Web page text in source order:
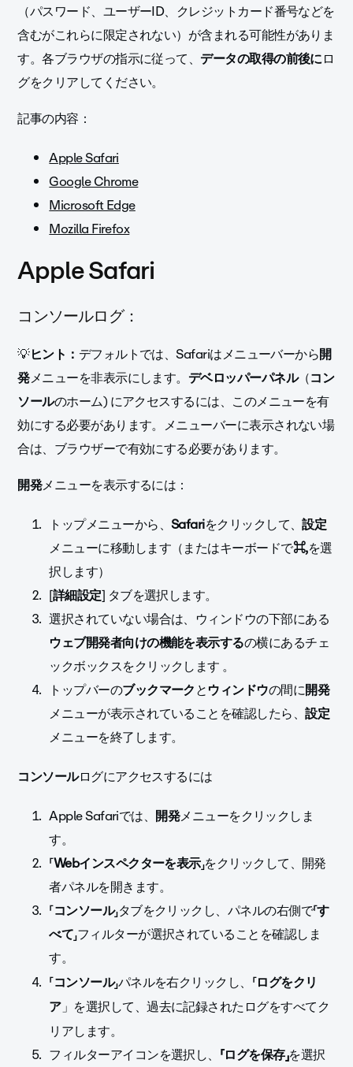
（パスワード、ユーザーID、クレジットカード番号などを
含むがこれらに限定されない）が含まれる可能性がありま
す。各ブラウザの指示に従って、 データの取得の前後にロ
グをクリアしてください。
記事の内容：
Apple Safari
Google Chrome
Microsoft Edge
Mozilla Firefox
Apple Safari
コンソールログ：
💡ヒント： デフォルトでは、Safariはメニューバーから開
発メニューを非表示にします。 デベロッパーパネル（コン
ソールのホーム) にアクセスするには、このメニューを有
効にする必要があります。メニューバーに表示されない場
合は、ブラウザーで有効にする必要があります。
開発メニューを表示するには：
トップメニューから、 Safariをクリックして、設定
メニューに移動します（またはキーボードで⌘,を選
択します）
[詳細設定] タブを選択します。
選択されていない場合は、ウィンドウの下部にある
ウェブ開発者向けの機能を表示するの横にあるチェ
ックボックスをクリックします。
トップバーのブックマークとウィンドウの間に開発
メニューが表示されていることを確認したら、設定
メニューを終了します。
コンソールログにアクセスするには
Apple Safariでは、 開発メニューをクリックしま
す。
「Webインスペクターを表示」をクリックして、開発
者パネルを開きます。
「コンソール」タブをクリックし、パネルの右側で「す
べて」フィルターが選択されていることを確認しま
す。
「コンソール」パネルを右クリックし、「ログをクリ
ア」を選択して、過去に記録されたログをすべてク
リアします。
フィルターアイコンを選択し、 「ログを保存」を選択